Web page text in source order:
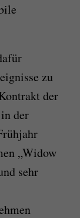
zu
der
der
„Widow
sehr